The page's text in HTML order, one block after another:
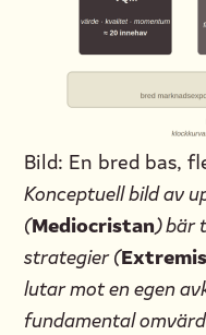
Bild: En bred bas,
Konceptuell bild av
(Mediocristan) bär
strategier (
lutar mot en egen
fundamental